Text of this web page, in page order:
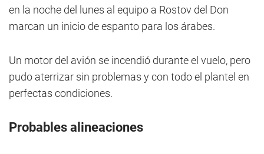
en la noche del lunes al equipo a Rostov del Don
marcan un inicio de espanto para los árabes.
Un motor del avión se incendió durante el vuelo, pero
pudo aterrizar sin problemas y con todo el plantel en
perfectas condiciones.
Probables alineaciones